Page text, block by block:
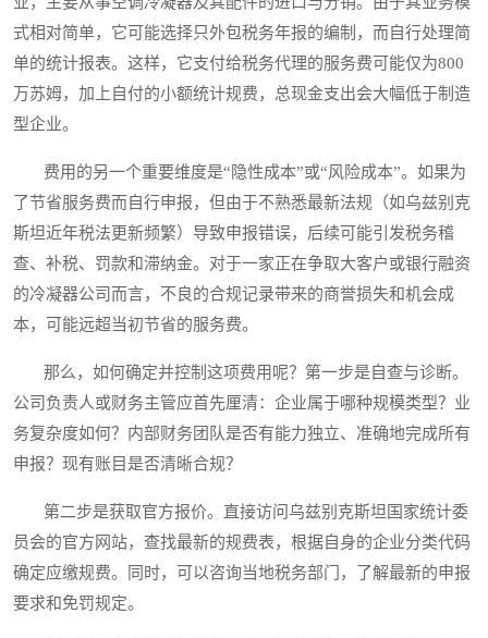
式相对简单，它可能选择只外包税务年报的编制，而自行处理简
单的统计报表。这样，它支付给税务代理的服务费可能仅为800
万苏姆，加上自付的小额统计规费，总现金支出会大幅低于制造
型企业。
费用的另一个重要维度是“隐性成本”或“风险成本”。如果为
了节省服务费而自行申报，但由于不熟悉最新法规（如乌兹别克
斯坦近年税法更新频繁）导致申报错误，后续可能引发税务稽
查、补税、罚款和滞纳金。对于一家正在争取大客户或银行融资
的冷凝器公司而言，不良的合规记录带来的商誉损失和机会成
本，可能远超当初节省的服务费。
那么，如何确定并控制这项费用呢？第一步是自查与诊断。
公司负责人或财务主管应首先厘清：企业属于哪种规模类型？业
务复杂度如何？内部财务团队是否有能力独立、准确地完成所有
申报？现有账目是否清晰合规？
第二步是获取官方报价。直接访问乌兹别克斯坦国家统计委
员会的官方网站，查找最新的规费表，根据自身的企业分类代码
确定应缴规费。同时，可以咨询当地税务部门，了解最新的申报
要求和免罚规定。